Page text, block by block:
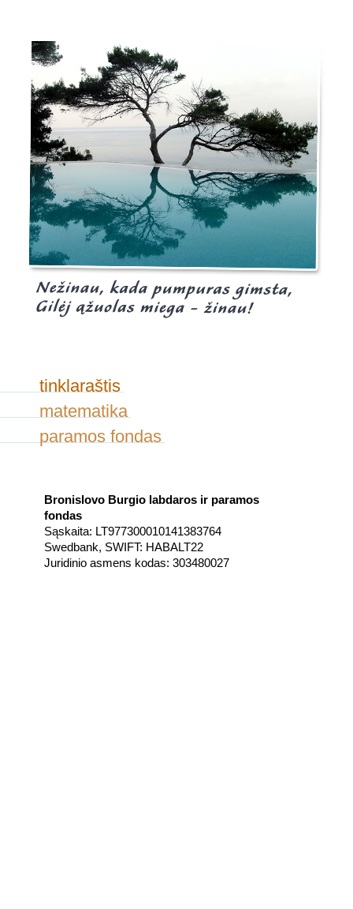
tinklaraštis
matematika
paramos fondas
Bronislovo Burgio labdaros ir paramos
fondas
Sąskaita: LT977300010141383764
Swedbank, SWIFT: HABALT22
Juridinio asmens kodas: 303480027